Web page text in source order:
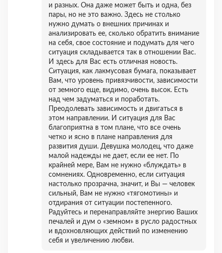
и разных. Она даже может быть и одна, без
пары, но не это важно. Здесь не столько
нужно думать о внешних причинах и
анализировать ее, сколько обратить внимание
на себя, свое состояние и подумать для чего
ситуация складывается так в отношении Вас.
И здесь для Вас есть отличная новость.
Ситуация, как лакмусовая бумага, показывает
Вам, что уровень привязчивости, зависимости
от земного еще, видимо, очень высок. Есть
над чем задуматься и поработать.
Преодолевать зависимость и двигаться в
этом направлении. И ситуация для Вас
благоприятна в том плане, что все очень
четко и ясно в плане направления для
развития души. Девушка молодец, что даже
малой надежды не дает, если ее нет. По
крайней мере, Вам не нужно «блуждать» в
сомнениях. Одновременно, если ситуация
настолько прозрачна, значит, и Вы — человек
сильный, Вам не нужно «тягомотины» и
отдирания от ситуации постепенного.
Радуйтесь и перенаправляйте энергию Ваших
печалей и дум о «земном» в русло радостных
и вдохновляющих действий по изменению
себя и увеличению любви.